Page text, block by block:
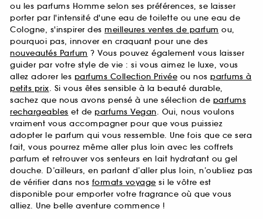
ou les parfums Homme selon ses préférences, se laisser
porter par l'intensité d'une eau de toilette ou une eau de
Cologne, s'inspirer des meilleures ventes de parfum ou,
pourquoi pas, innover en craquant pour une des
nouveautés Parfum ? Vous pouvez également vous laisser
guider par votre style de vie : si vous aimez le luxe, vous
allez adorer les parfums Collection Privée ou nos parfums à
petits prix. Si vous êtes sensible à la beauté durable,
sachez que nous avons pensé à une sélection de parfums
rechargeables et de parfums Vegan. Oui, nous voulons
vraiment vous accompagner pour que vous puissiez
adopter le parfum qui vous ressemble. Une fois que ce sera
fait, vous pourrez même aller plus loin avec les coffrets
parfum et retrouver vos senteurs en lait hydratant ou gel
douche. D’ailleurs, en parlant d’aller plus loin, n’oubliez pas
de vérifier dans nos formats voyage si le vôtre est
disponible pour emporter votre fragrance où que vous
alliez. Une belle aventure commence !